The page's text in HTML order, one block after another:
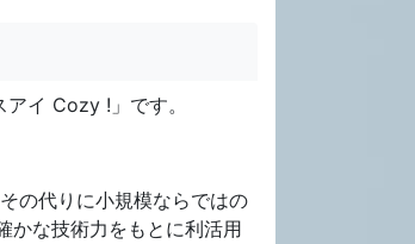
イ Cozy !」です。
の代りに小規模ならではの
かな技術力をもとに利活用